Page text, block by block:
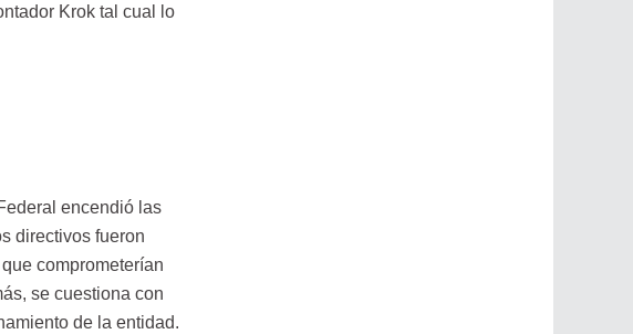
Krok tal cual lo
encendió las
directivos fueron
comprometerían
se cuestiona con
de la entidad.